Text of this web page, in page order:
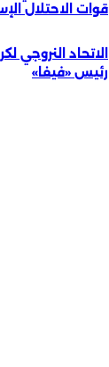
قوات الاحتلال
الاتحاد النروجي
رئيس «فيفا»